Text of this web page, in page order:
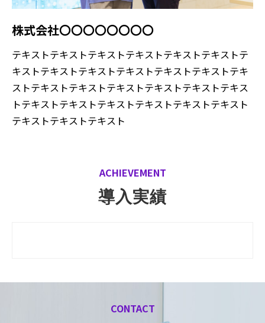
株式会社〇〇〇〇〇〇〇〇
テキストテキストテキストテキストテキストテキストテ
キストテキストテキストテキストテキストテキストテキ
ストテキストテキストテキストテキストテキストテキス
トテキストテキストテキストテキストテキストテキスト
テキストテキストテキスト
ACHIEVEMENT
導入実績
CONTACT